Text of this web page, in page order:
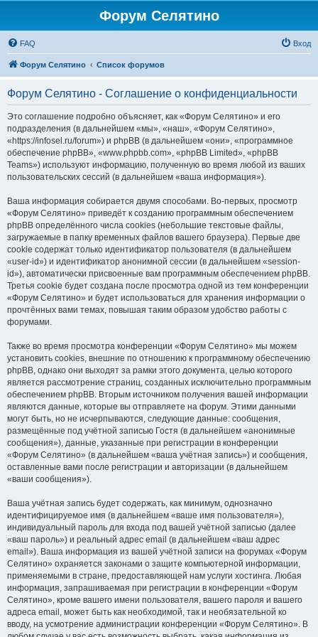
Форум Селятино
FAQ Вход
Форум Селятино Список форумов
Форум Селятино - Соглашение о конфиденциальности
Это соглашение подробно объясняет, как «Форум Селятино» и его
подразделения (в дальнейшем «мы», «наш», «Форум Селятино»,
«https://infosel.ru/forum») и phpBB (в дальнейшем «они», «программное
обеспечение phpBB», «www.phpbb.com», «phpBB Limited», «phpBB
Teams») используют информацию, полученную во время любой из ваших
пользовательских сессий (в дальнейшем «ваша информация»).
Ваша информация собирается двумя способами. Во-первых, просмотр
«Форум Селятино» приведёт к созданию программным обеспечением
phpBB определённого числа cookies (небольшие текстовые файлы,
загружаемые в папку временных файлов вашего браузера). Первые две
cookie содержат только идентификатор пользователя (в дальнейшем
«user-id») и идентификатор анонимной сессии (в дальнейшем «session-
id»), автоматически присвоенные вам программным обеспечением phpBB.
Третья cookie будет создана после просмотра одной из тем конференции
«Форум Селятино» и будет использоваться для хранения информации о
прочтённых вами темах, повышая таким образом удобство работы с
форумами.
Также во время просмотра конференции «Форум Селятино» мы можем
установить cookies, внешние по отношению к программному обеспечению
phpBB, однако они выходят за рамки этого документа, целью которого
является рассмотрение страниц, созданных исключительно программным
обеспечением phpBB. Вторым источником получения вашей информации
являются данные, которые вы отправляете на форум. Этими данными
могут быть, но не исчерпываются, следующие данные: сообщения,
размещённые под учётной записью Гостя (в дальнейшем «анонимные
сообщения»), данные, указанные при регистрации в конференции
«Форум Селятино» (в дальнейшем «ваша учётная запись») и сообщения,
оставленные вами после регистрации и авторизации (в дальнейшем
«ваши сообщения»).
Ваша учётная запись будет содержать, как минимум, однозначно
идентифицируемое имя (в дальнейшем «ваше имя пользователя»),
индивидуальный пароль для входа под вашей учётной записью (далее
«ваш пароль») и реальный адрес email (в дальнейшем «ваш адрес
email»). Ваша информация из вашей учётной записи на форумах «Форум
Селятино» охраняется законами о защите компьютерной информации,
применяемыми в стране, предоставляющей нам услуги хостинга. Любая
информация, запрашиваемая при регистрации в конференции «Форум
Селятино», кроме вашего имени пользователя, вашего пароля и вашего
адреса email, может быть как необходимой, так и необязательной ко
вводу, на усмотрение администрации конференции «Форум Селятино». В